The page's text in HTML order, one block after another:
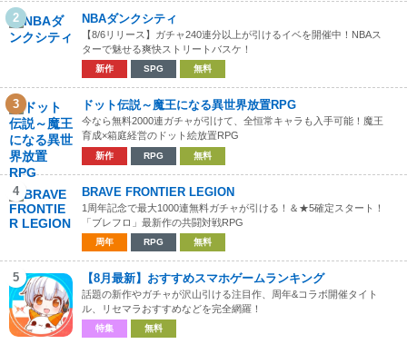
2 NBAダンクシティ
【8/6リリース】ガチャ240連分以上が引けるイベを開催中！NBAス
ターで魅せる爽快ストリートバスケ！
新作 SPG 無料
3 ドット伝説～魔王になる異世界放置RPG
今なら無料2000連ガチャが引けて、全恒常キャラも入手可能！魔王
育成×箱庭経営のドット絵放置RPG
新作 RPG 無料
4 BRAVE FRONTIER LEGION
1周年記念で最大1000連無料ガチャが引ける！＆★5確定スタート！
「ブレフロ」最新作の共闘対戦RPG
周年 RPG 無料
5 【8月最新】おすすめスマホゲームランキング
話題の新作やガチャが沢山引ける注目作、周年&コラボ開催タイト
ル、リセマラおすすめなどを完全網羅！
特集 無料